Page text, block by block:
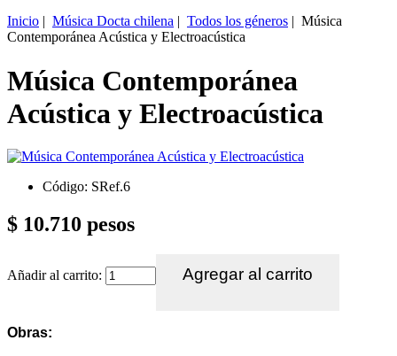
Inicio | Música Docta chilena | Todos los géneros | Música
Contemporánea Acústica y Electroacústica
Música Contemporánea
Acústica y Electroacústica
Código: SRef.6
$ 10.710 pesos
Añadir al carrito:
Obras: